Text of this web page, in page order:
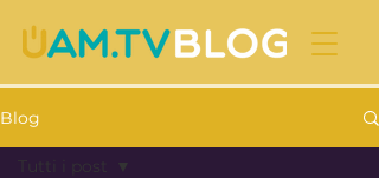
Blog
Tutti i post